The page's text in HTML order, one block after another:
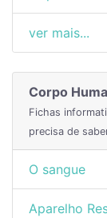
ver mais...
Corpo
Fichas
precisa de
O sangue
Aparelho